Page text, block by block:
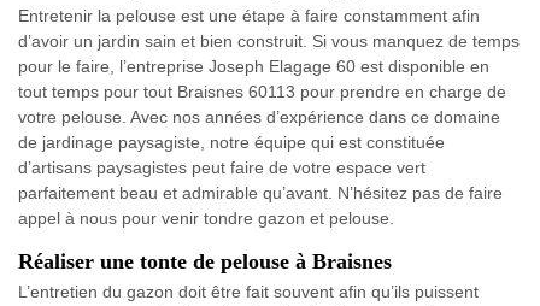
Entretenir la pelouse est une étape à faire constamment afin
d’avoir un jardin sain et bien construit. Si vous manquez de temps
pour le faire, l’entreprise Joseph Elagage 60 est disponible en
tout temps pour tout Braisnes 60113 pour prendre en charge de
votre pelouse. Avec nos années d’expérience dans ce domaine
de jardinage paysagiste, notre équipe qui est constituée
d’artisans paysagistes peut faire de votre espace vert
parfaitement beau et admirable qu’avant. N’hésitez pas de faire
appel à nous pour venir tondre gazon et pelouse.
Réaliser une tonte de pelouse à Braisnes
L’entretien du gazon doit être fait souvent afin qu’ils puissent